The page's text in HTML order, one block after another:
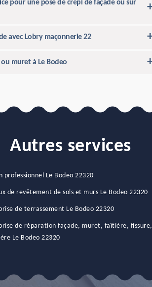
pour une pose de crépi de façade ou sur
avec Lobry maçonnerie 22
muret à Le Bodeo
Autres services
professionnel Le Bodeo 22320
de revêtement de sols et murs Le Bodeo 22320
de terrassement Le Bodeo 22320
de réparation façade, muret, faîtière, fissure,
Le Bodeo 22320